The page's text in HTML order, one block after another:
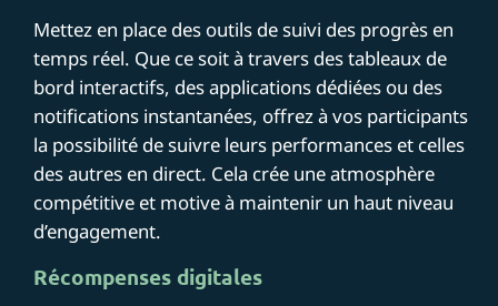
Mettez en place des outils de suivi des progrès en
temps réel. Que ce soit à travers des tableaux de
bord interactifs, des applications dédiées ou des
notifications instantanées, offrez à vos participants
la possibilité de suivre leurs performances et celles
des autres en direct. Cela crée une atmosphère
compétitive et motive à maintenir un haut niveau
d’engagement.
Récompenses digitales